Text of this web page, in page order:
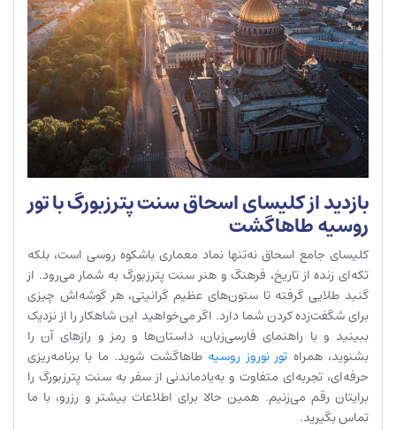
بازدید از کلیسای اسحاق سنت پترزبورگ با تور
روسیه طاهاگشت
کلیسای جامع اسحاق نه‌تنها نماد معماری باشکوه روسی است، بلکه
تکه‌ای زنده از تاریخ، فرهنگ و هنر سنت پترزبورگ به شمار می‌رود. از
گنبد طلایی گرفته تا ستون‌های عظیم گرانیتی، هر گوشه‌اش چیزی
برای شگفت‌زده کردن شما دارد. اگر می‌خواهید این شاهکار را از نزدیک
ببینید و با راهنمای فارسی‌زبان، داستان‌ها و رمز و رازهای آن را
بشنوید، همراه تور نوروز روسیه طاهاگشت شوید. ما با برنامه‌ریزی
حرفه‌ای، تجربه‌ای متفاوت و به‌یادماندنی از سفر به سنت پترزبورگ را
برایتان رقم می‌زنیم. همین حالا برای اطلاعات بیشتر و رزرو، با ما
تماس بگیرید.